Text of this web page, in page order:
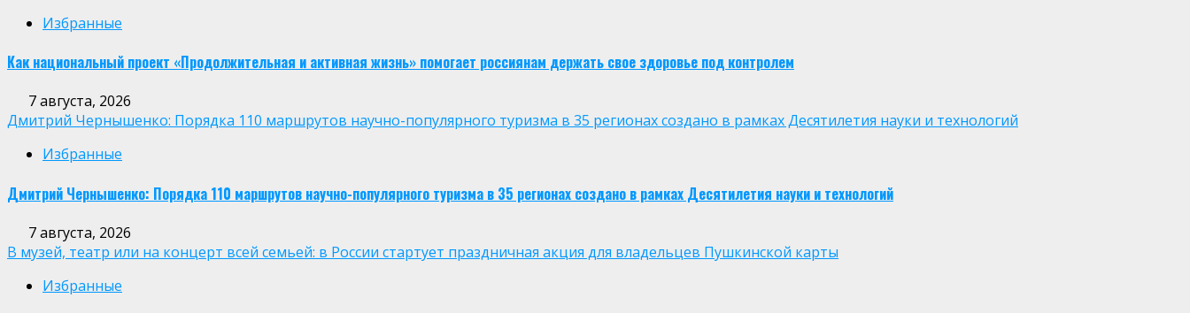
Избранные
Как национальный проект «Продолжительная и активная жизнь» помогает россиянам держать свое здоровье под контролем
7 августа, 2026
Дмитрий Чернышенко: Порядка 110 маршрутов научно-популярного туризма в 35 регионах создано в рамках Десятилетия науки и технологий
Избранные
Дмитрий Чернышенко: Порядка 110 маршрутов научно-популярного туризма в 35 регионах создано в рамках Десятилетия науки и технологий
7 августа, 2026
В музей, театр или на концерт всей семьей: в России стартует праздничная акция для владельцев Пушкинской карты
Избранные